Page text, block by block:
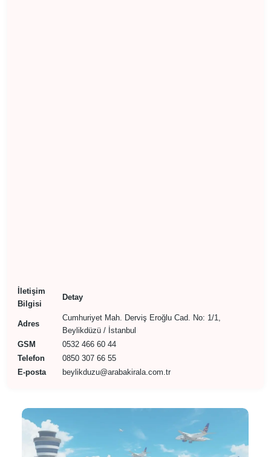
İletişim
Bilgisi
Detay
Adres
Cumhuriyet Mah. Derviş Eroğlu Cad. No: 1/1,
Beylikdüzü / İstanbul
GSM
0532 466 60 44
Telefon
0850 307 66 55
E-posta
beylikduzu@arabakirala.com.tr